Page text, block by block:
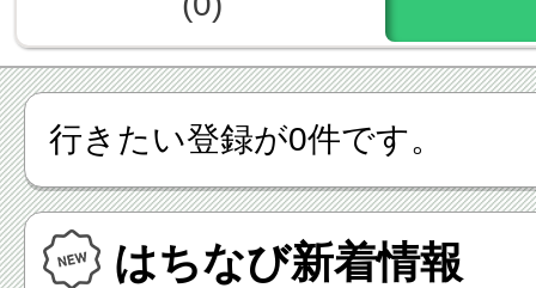
行きたい登録が0件です。
はちなび新着情報